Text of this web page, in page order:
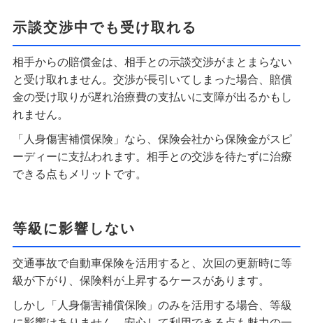
示談交渉中でも受け取れる
相手からの賠償金は、相手との示談交渉がまとまらない
と受け取れません。交渉が長引いてしまった場合、賠償
金の受け取りが遅れ治療費の支払いに支障が出るかもし
れません。
「人身傷害補償保険」なら、保険会社から保険金がスピ
ーディーに支払われます。相手との交渉を待たずに治療
できる点もメリットです。
等級に影響しない
交通事故で自動車保険を活用すると、次回の更新時に等
級が下がり、保険料が上昇するケースがあります。
しかし「人身傷害補償保険」のみを活用する場合、等級